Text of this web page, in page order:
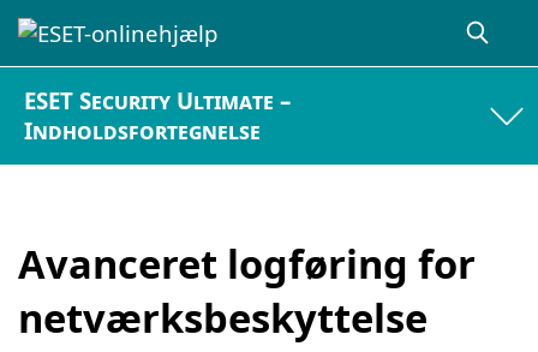
ESET Security Ultimate –
Indholdsfortegnelse
Avanceret logføring for
netværksbeskyttelse